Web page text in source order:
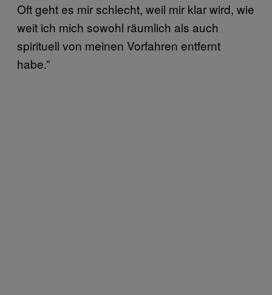
Oft geht es mir schlecht, weil mir klar wird, wie
weit ich mich sowohl räumlich als auch
spirituell von meinen Vorfahren entfernt
habe.”